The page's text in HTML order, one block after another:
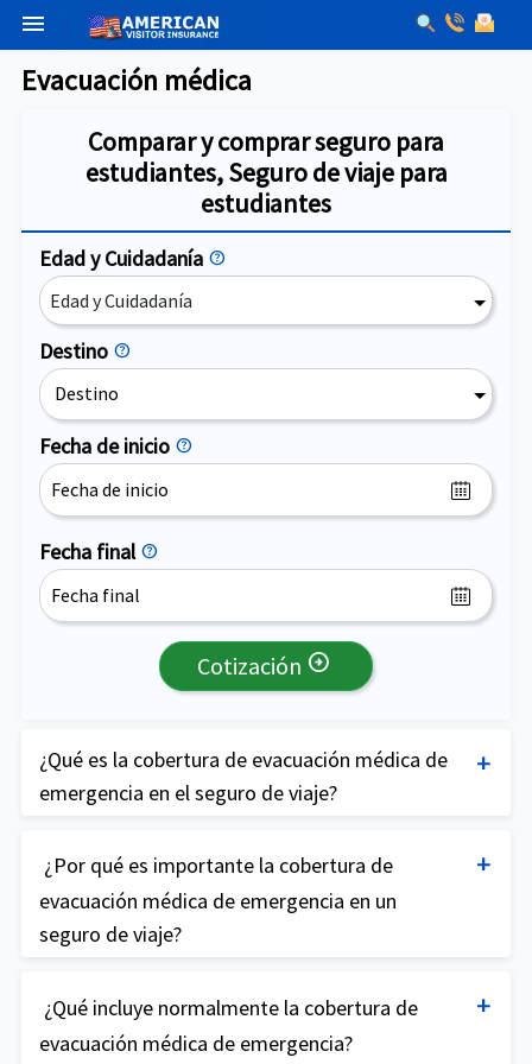
menu
Evacuación médica
Comparar y comprar seguro para
estudiantes, Seguro de viaje para
estudiantes
Edad y Cuidadanía help
Edad y Cuidadanía
Destino help
Destino
Fecha de inicio help
Fecha final help
Cotización arrow_circle_right
¿Qué es la cobertura de evacuación médica de
emergencia en el seguro de viaje?
es un tipo de seguro de viaje disponible en
American Visitor Insuranceque ofrece protección
financiera y asistencia en caso de que necesites
más adecuada o de regreso a tu país de origen
para recibir tratamiento médico. Normalmente
¿Por qué es importante la cobertura de
evacuación médica de emergencia en un
seguro de viaje?
es importante porque garantiza que puedas recibir
atención médica adecuada y ser transportado a
¿Qué incluye normalmente la cobertura de
evacuación médica de emergencia?